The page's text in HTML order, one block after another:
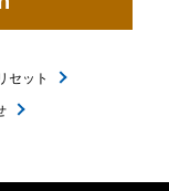
セット